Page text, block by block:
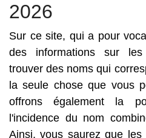
2026
Sur ce site, qui a pour
des informations sur
trouver des noms qui
la seule chose que vous
offrons également la
l'incidence du nom
Ainsi, vous saurez que